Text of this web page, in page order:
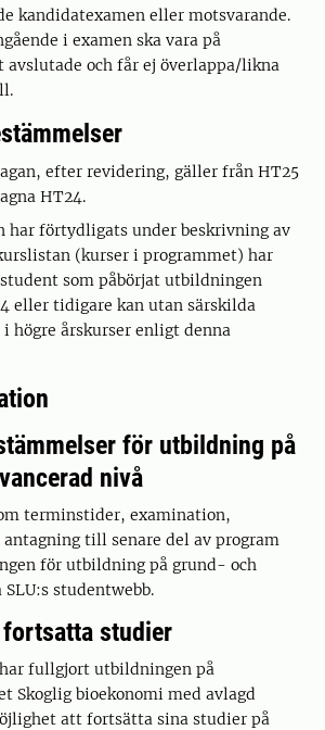
kandidatexamen eller motsvarande.
i examen ska vara på
avslutade och får ej överlappa/likna
efter revidering, gäller från HT25
HT24.
har förtydligats under beskrivning av
(kurser i programmet) har
som påbörjat utbildningen
eller tidigare kan utan särskilda
högre årskurser enligt denna
för utbildning på
nivå
terminstider, examination,
till senare del av program
för utbildning på grund- och
studentwebb.
studier
fullgjort utbildningen på
Skoglig bioekonomi med avlagd
att fortsätta sina studier på